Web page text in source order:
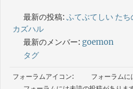
最新の投稿: ふてぶてしい た
カズハル
最新のメンバー: goemon
タグ
フォーラムアイコン:
フォーラムに